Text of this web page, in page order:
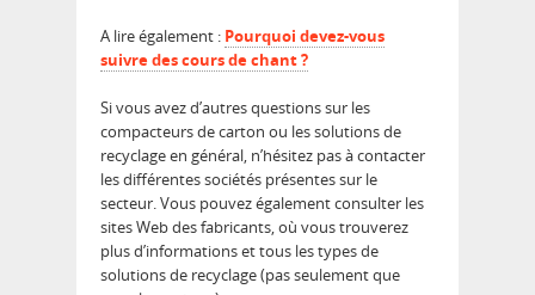
A lire également : Pourquoi devez-vous
suivre des cours de chant ?
Si vous avez d’autres questions sur les
compacteurs de carton ou les solutions de
recyclage en général, n’hésitez pas à contacter
les différentes sociétés présentes sur le
secteur. Vous pouvez également consulter les
sites Web des fabricants, où vous trouverez
plus d’informations et tous les types de
solutions de recyclage (pas seulement que